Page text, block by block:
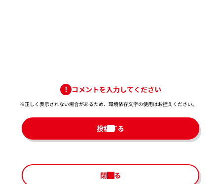
コメントを入力してください
※正しく表示されない場合があるため、環境依存文字の使用はお控えください。​
投稿する
閉じる